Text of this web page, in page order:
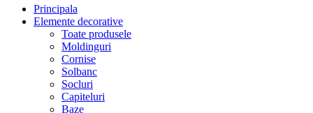
Principala
Elemente decorative
Toate produsele
Moldinguri
Cornise
Solbanc
Socluri
Capiteluri
Baze